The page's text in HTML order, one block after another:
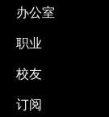
办公室
职业
校友
订阅